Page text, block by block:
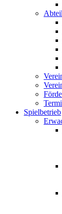
Spielbetrieb